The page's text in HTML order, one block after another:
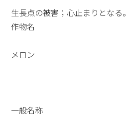
生長点の被害；心止まりとなる。
作物名
メロン
一般名称